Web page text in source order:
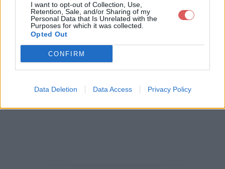
I want to opt-out of Collection, Use,
Retention, Sale, and/or Sharing of my
Personal Data that Is Unrelated with the
Purposes for which it was collected.
Opted Out
CONFIRM
Data Deletion Data Access Privacy Policy
Télécharger la loi 06-99 relative a
la liberté des prix et la conccuren
ce .pdf